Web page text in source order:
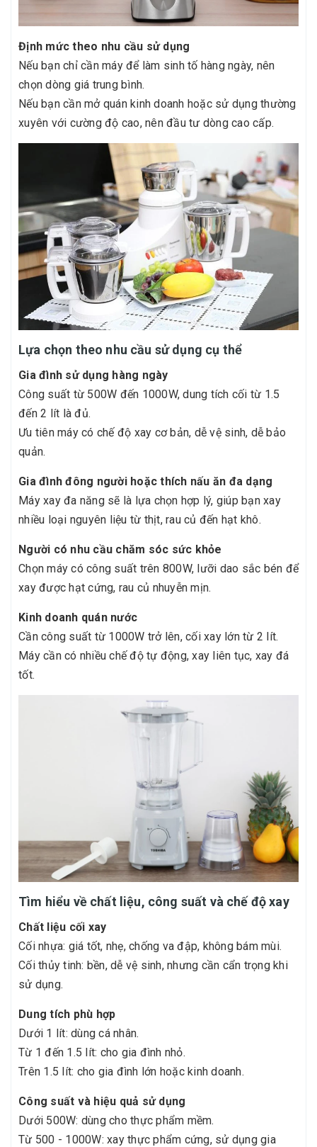
Định mức theo nhu cầu sử dụng
Nếu bạn chỉ cần máy để làm sinh tố hàng ngày, nên
chọn dòng giá trung bình.
Nếu bạn cần mở quán kinh doanh hoặc sử dụng thường
xuyên với cường độ cao, nên đầu tư dòng cao cấp.
Lựa chọn theo nhu cầu sử dụng cụ thể
Gia đình sử dụng hàng ngày
Công suất từ 500W đến 1000W, dung tích cối từ 1.5
đến 2 lít là đủ.
Ưu tiên máy có chế độ xay cơ bản, dễ vệ sinh, dễ bảo
quản.
Gia đình đông người hoặc thích nấu ăn đa dạng
Máy xay đa năng sẽ là lựa chọn hợp lý, giúp bạn xay
nhiều loại nguyên liệu từ thịt, rau củ đến hạt khô.
Người có nhu cầu chăm sóc sức khỏe
Chọn máy có công suất trên 800W, lưỡi dao sắc bén để
xay được hạt cứng, rau củ nhuyễn mịn.
Kinh doanh quán nước
Cần công suất từ 1000W trở lên, cối xay lớn từ 2 lít.
Máy cần có nhiều chế độ tự động, xay liên tục, xay đá
tốt.
Tìm hiểu về chất liệu, công suất và chế độ xay
Chất liệu cối xay
Cối nhựa: giá tốt, nhẹ, chống va đập, không bám mùi.
Cối thủy tinh: bền, dễ vệ sinh, nhưng cần cẩn trọng khi
sử dụng.
Dung tích phù hợp
Dưới 1 lít: dùng cá nhân.
Từ 1 đến 1.5 lít: cho gia đình nhỏ.
Trên 1.5 lít: cho gia đình lớn hoặc kinh doanh.
Công suất và hiệu quả sử dụng
Dưới 500W: dùng cho thực phẩm mềm.
Từ 500 - 1000W: xay thực phẩm cứng, sử dụng gia